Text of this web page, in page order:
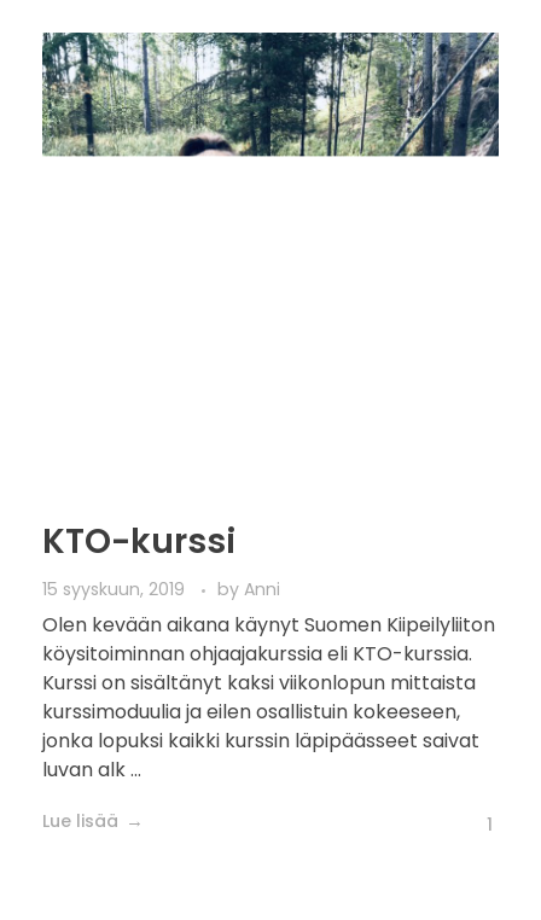
KTO-kurssi
15 syyskuun, 2019 by Anni
Olen kevään aikana käynyt Suomen Kiipeilyliiton
köysitoiminnan ohjaajakurssia eli KTO-kurssia.
Kurssi on sisältänyt kaksi viikonlopun mittaista
kurssimoduulia ja eilen osallistuin kokeeseen,
jonka lopuksi kaikki kurssin läpipäässeet saivat
luvan alk ...
Lue lisää 1